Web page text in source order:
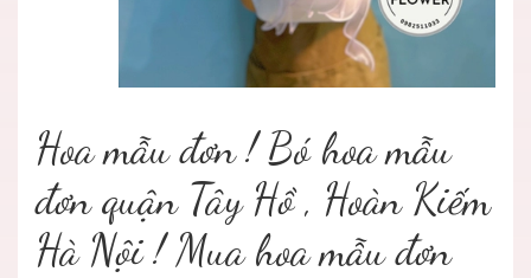
Hoa mẫu đơn ! Bó hoa mẫu
đơn quận Tây Hồ , Hoàn Kiếm
Hà Nội ! Mua hoa mẫu đơn